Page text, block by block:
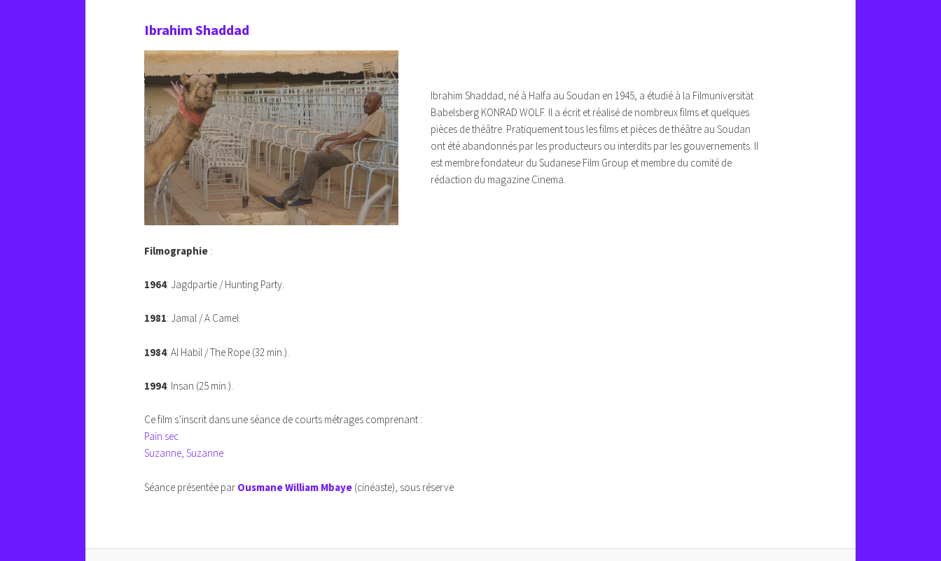
Ibrahim Shaddad
Ibrahim Shaddad, né à Halfa au Soudan en 1945, a étudié à la Filmuniversität
Babelsberg KONRAD WOLF. Il a écrit et réalisé de nombreux films et quelques
pièces de théâtre. Pratiquement tous les films et pièces de théâtre au Soudan
ont été abandonnés par les producteurs ou interdits par les gouvernements. Il
est membre fondateur du Sudanese Film Group et membre du comité de
rédaction du magazine Cinema.
Filmographie :
1964: Jagdpartie / Hunting Party.
1981: Jamal / A Camel.
1984: Al Habil / The Rope(32 min.).
1994: Insan (25 min.).
Ce film s’inscrit dans une séance de courts métrages comprenant :
Pain sec
Suzanne, Suzanne
Séance présentée par Ousmane William Mbaye(cinéaste), sous réserve